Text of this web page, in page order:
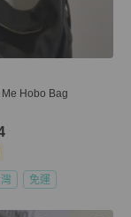
Hobo Bag
免運